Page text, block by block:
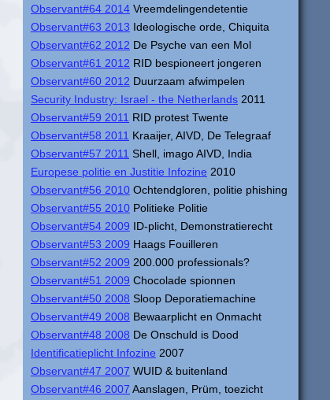
Observant#64 2014 Vreemdelingendetentie
Observant#63 2013 Ideologische orde, Chiquita
Observant#62 2012 De Psyche van een Mol
Observant#61 2012 RID bespioneert jongeren
Observant#60 2012 Duurzaam afwimpelen
Security Industry: Israel - the Netherlands 2011
Observant#59 2011 RID protest Twente
Observant#58 2011 Kraaijer, AIVD, De Telegraaf
Observant#57 2011 Shell, imago AIVD, India
Europese politie en Justitie Infozine 2010
Observant#56 2010 Ochtendgloren, politie phishing
Observant#55 2010 Politieke Politie
Observant#54 2009 ID-plicht, Demonstratierecht
Observant#53 2009 Haags Fouilleren
Observant#52 2009 200.000 professionals?
Observant#51 2009 Chocolade spionnen
Observant#50 2008 Sloop Deporatiemachine
Observant#49 2008 Bewaarplicht en Onmacht
Observant#48 2008 De Onschuld is Dood
Identificatieplicht Infozine 2007
Observant#47 2007 WUID & buitenland
Observant#46 2007 Aanslagen, Prüm, toezicht